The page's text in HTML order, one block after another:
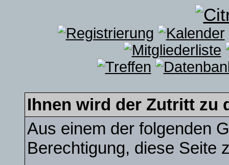
Ihnen wird der Zutritt zu
Aus einem der folgenden
Berechtigung, diese Seite